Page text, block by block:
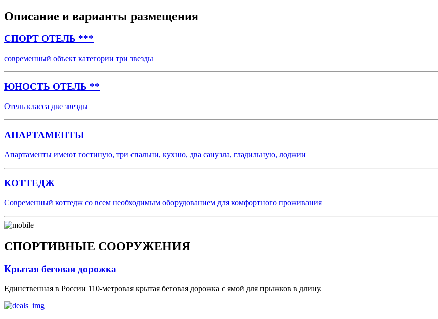
Описание и варианты размещения
СПОРТ ОТЕЛЬ ***
современный объект категории три звезды
ЮНОСТЬ ОТЕЛЬ **
Отель класса две звезды
АПАРТАМЕНТЫ
Апартаменты имеют гостиную, три спальни, кухню, два санузла, гладильную, лоджии
КОТТЕДЖ
Современный коттедж со всем необходимым оборудованием для комфортного проживания
СПОРТИВНЫЕ СООРУЖЕНИЯ
Крытая беговая дорожка
Единственная в России 110-метровая крытая беговая дорожка с ямой для прыжков в длину.